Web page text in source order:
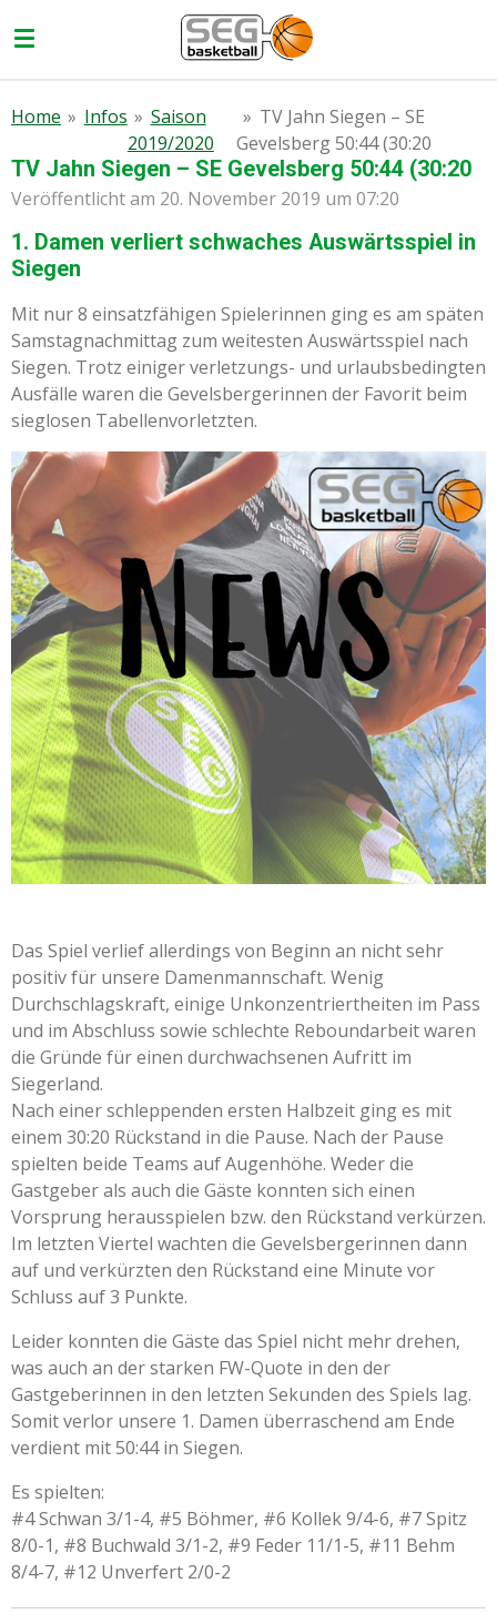
Hauptinhalt
Home » Infos » Saison
2019/2020
» TV Jahn Siegen – SE
Gevelsberg 50:44 (30:20
TV Jahn Siegen – SE Gevelsberg 50:44 (30:20
Veröffentlicht am 20. November 2019 um 07:20
1. Damen verliert schwaches Auswärtsspiel in
Siegen
Mit nur 8 einsatzfähigen Spielerinnen ging es am späten
Samstagnachmittag zum weitesten Auswärtsspiel nach
Siegen. Trotz einiger verletzungs- und urlaubsbedingten
Ausfälle waren die Gevelsbergerinnen der Favorit beim
sieglosen Tabellenvorletzten.
Das Spiel verlief allerdings von Beginn an nicht sehr
positiv für unsere Damenmannschaft. Wenig
Durchschlagskraft, einige Unkonzentriertheiten im Pass
und im Abschluss sowie schlechte Reboundarbeit waren
die Gründe für einen durchwachsenen Aufritt im
Siegerland.
Nach einer schleppenden ersten Halbzeit ging es mit
einem 30:20 Rückstand in die Pause. Nach der Pause
spielten beide Teams auf Augenhöhe. Weder die
Gastgeber als auch die Gäste konnten sich einen
Vorsprung herausspielen bzw. den Rückstand verkürzen.
Im letzten Viertel wachten die Gevelsbergerinnen dann
auf und verkürzten den Rückstand eine Minute vor
Schluss auf 3 Punkte.
Leider konnten die Gäste das Spiel nicht mehr drehen,
was auch an der starken FW-Quote in den der
Gastgeberinnen in den letzten Sekunden des Spiels lag.
Somit verlor unsere 1. Damen überraschend am Ende
verdient mit 50:44 in Siegen.
Es spielten:
#4 Schwan 3/1-4, #5 Böhmer, #6 Kollek 9/4-6, #7 Spitz
8/0-1, #8 Buchwald 3/1-2, #9 Feder 11/1-5, #11 Behm
8/4-7, #12 Unverfert 2/0-2